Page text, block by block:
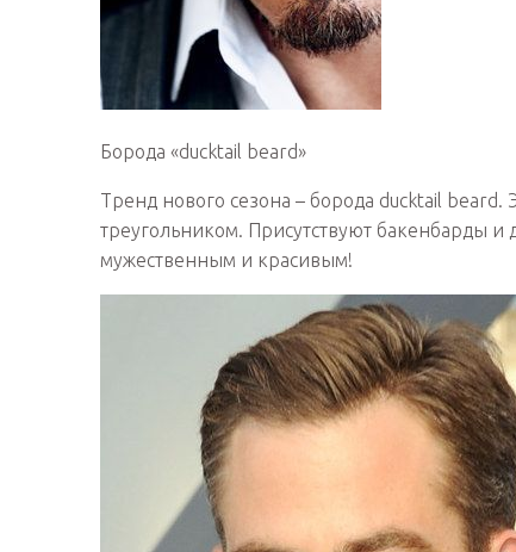
Борода «ducktail beard»
Тренд нового сезона – борода ducktail
треугольником. Присутствуют бакенбарды
мужественным и красивым!